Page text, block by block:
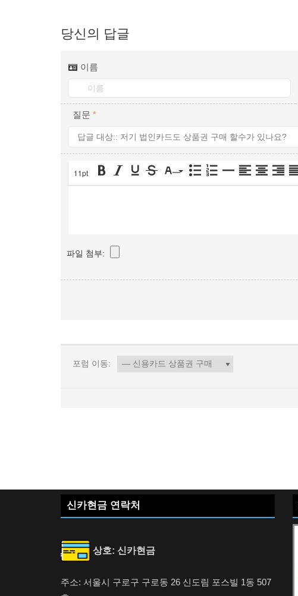
당신의 답글
이름
질문 *
11pt
파일 첨부:
포럼 이동:
신카현금 연락처
상호: 신카현금
주소: 서울시 구로구 구로동 26 신도림 포스빌 1동 507